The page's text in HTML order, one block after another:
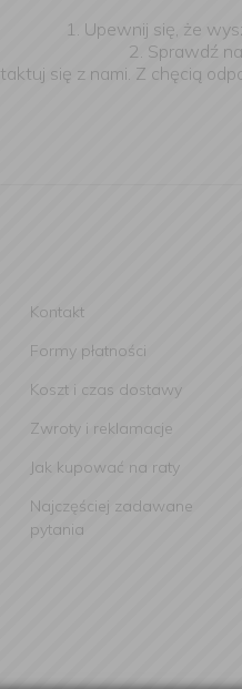
1. Upewnij się, że
2. Sprawdź
się z nami. Z chęcią
Kontakt
Formy płatności
Koszt i czas dostawy
Zwroty i reklamacje
Jak kupować na raty
Najczęściej zadawane
pytania